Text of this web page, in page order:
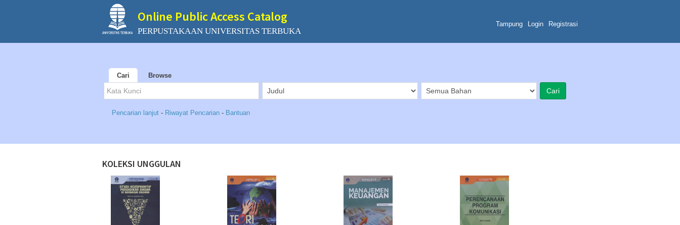
Online Public Access Catalog
PERPUSTAKAAN UNIVERSITAS TERBUKA
Tampung Login Registrasi
Cari Browse
Pencarian lanjut - Riwayat Pencarian - Bantuan
KOLEKSI UNGGULAN